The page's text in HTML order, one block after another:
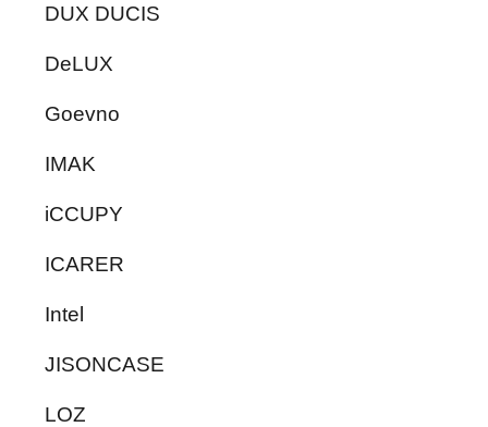
DUX DUCIS
DeLUX
Goevno
IMAK
iCCUPY
ICARER
Intel
JISONCASE
LOZ